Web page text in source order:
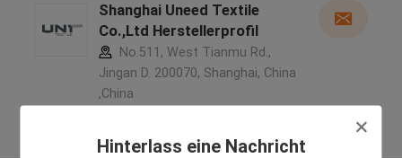
Hinterlass eine Nachricht
Shanghai Uneed Textile
Co.,Ltd Herstellerprofil
No.511, West Tianmu Rd.,
Jingan D. 200070, Shanghai, China
,China